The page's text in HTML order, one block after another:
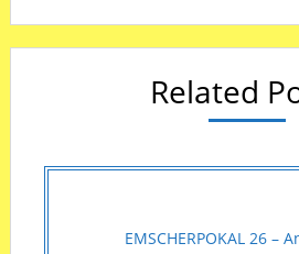
Related
EMSCHERPOKAL 26 –